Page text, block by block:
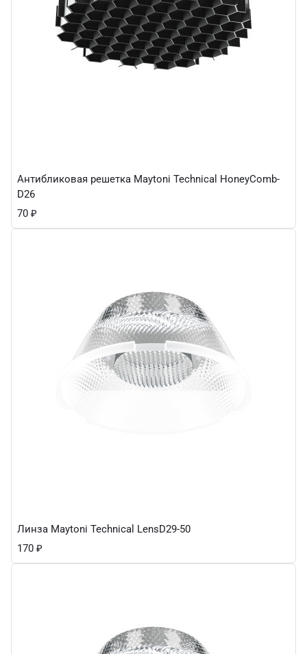
Антибликовая решетка Maytoni Technical HoneyComb-
D26
70 ₽
Линза Maytoni Technical LensD29-50
170 ₽